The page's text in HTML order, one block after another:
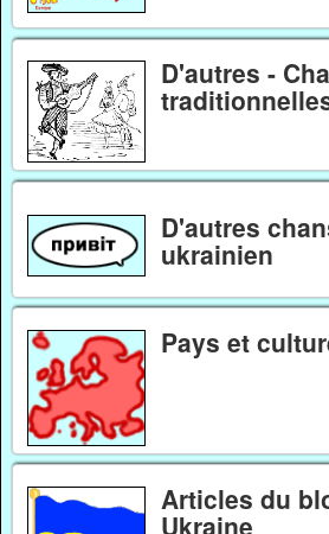
D'autres -
D'autres
ukrainien
Pays et
Articles du
Ukraine